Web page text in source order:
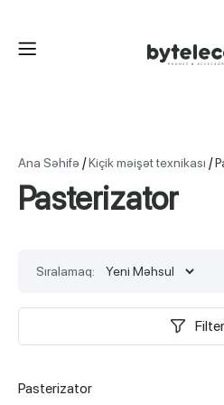
Ana Səhifə /Kiçik məişət texnikası /
Pasterizator
Sıralamaq:
Pasterizator